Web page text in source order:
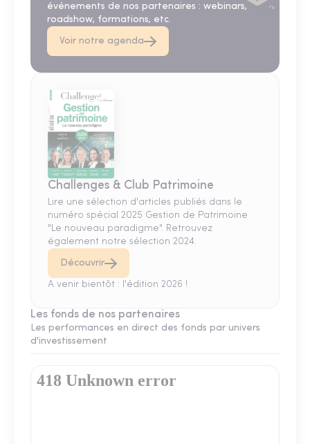
événements de nos partenaires : webinars,
roadshow, formations, etc.
Voir notre agenda
Challenges & Club Patrimoine
Lire une sélection d'articles publiés dans le
numéro spécial 2025 Gestion de Patrimoine
"Le nouveau paradigme". Retrouvez
également notre sélection 2024.
Découvrir
A venir bientôt : l'édition 2026 !
Les fonds de nos partenaires
Les performances en direct des fonds par univers
d'investissement